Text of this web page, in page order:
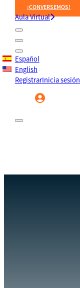
¡CONVERSEMOS!
Aula Virtual
Español
English
RegistrarInicia sesión